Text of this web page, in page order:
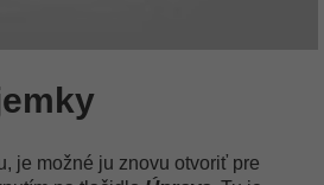
je možné ju znovu otvoriť pre